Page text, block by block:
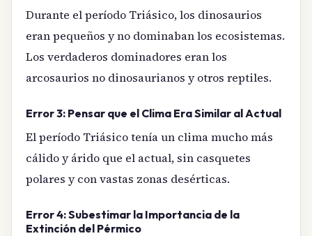
Durante el período Triásico, los dinosaurios
eran pequeños y no dominaban los ecosistemas.
Los verdaderos dominadores eran los
arcosaurios no dinosaurianos y otros reptiles.
Error 3: Pensar que el Clima Era Similar al Actual
El período Triásico tenía un clima mucho más
cálido y árido que el actual, sin casquetes
polares y con vastas zonas desérticas.
Error 4: Subestimar la Importancia de la
Extinción del Pérmico